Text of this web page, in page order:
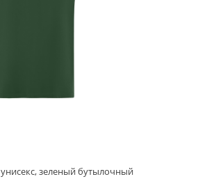
зеленый бутылочный